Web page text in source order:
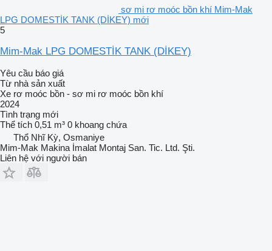
sơ mi rơ moóc bồn khí Mim-Mak
LPG DOMESTİK TANK (DİKEY) mới
5
Mim-Mak LPG DOMESTİK TANK (DİKEY)
Yêu cầu báo giá
Từ nhà sản xuất
Xe rơ moóc bồn - sơ mi rơ moóc bồn khí
2024
Tình trạng mới
Thể tích 0,51 m³ 0 khoang chứa
Thổ Nhĩ Kỳ, Osmaniye
Mim-Mak Makina İmalat Montaj San. Tic. Ltd. Şti.
Liên hệ với người bán